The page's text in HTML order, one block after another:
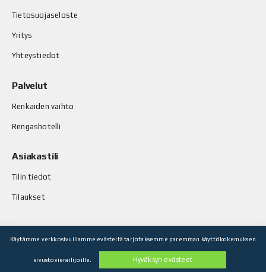
Tietosuojaseloste
Yritys
Yhteystiedot
Palvelut
Renkaiden vaihto
Rengashotelli
Asiakastili
Tilin tiedot
Tilaukset
© Stop-Rust Oy. Kaikki oikeudet pidätetään.
Käytämme verkkosivuillamme evästeitä tarjotaksemme paremman käyttökokemuksen
sivustovierailijoille. Hyväksyn evästeet